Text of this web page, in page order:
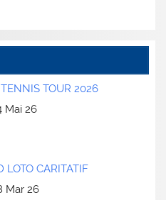
TOUR 2026
Mai 26
LOTO CARITATIF
Mar 26